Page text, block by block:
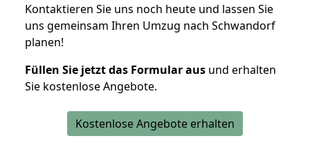
Kontaktieren Sie uns noch heute und lassen Sie
uns gemeinsam Ihren Umzug nach Schwandorf
planen!
Füllen Sie jetzt das Formular aus und erhalten
Sie kostenlose Angebote.
Kostenlose Angebote erhalten